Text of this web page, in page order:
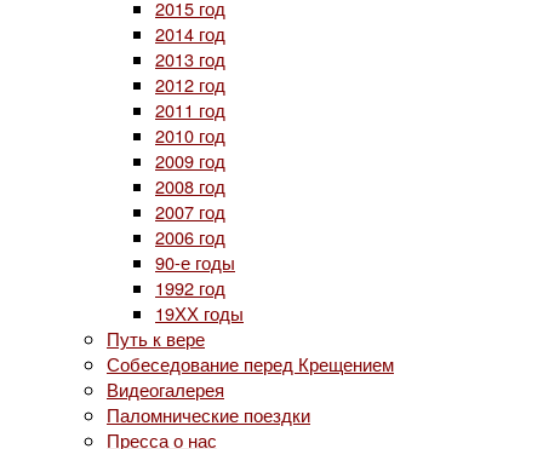
2015 год
2014 год
2013 год
2012 год
2011 год
2010 год
2009 год
2008 год
2007 год
2006 год
90-е годы
1992 год
19ХХ годы
Путь к вере
Собеседование перед Крещением
Видеогалерея
Паломнические поездки
Пресса о нас